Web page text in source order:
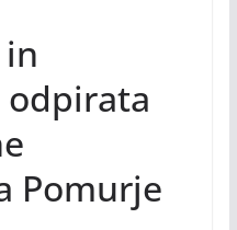
Pomurje